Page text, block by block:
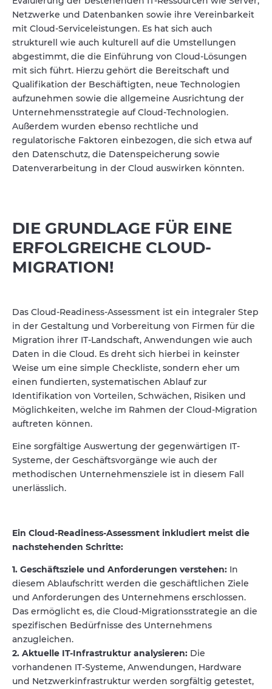
Netzwerke und Datenbanken sowie ihre Vereinbarkeit
mit Cloud-Serviceleistungen. Es hat sich auch
strukturell wie auch kulturell auf die Umstellungen
abgestimmt, die die Einführung von Cloud-Lösungen
mit sich führt. Hierzu gehört die Bereitschaft und
Qualifikation der Beschäftigten, neue Technologien
aufzunehmen sowie die allgemeine Ausrichtung der
Unternehmensstrategie auf Cloud-Technologien.
Außerdem wurden ebenso rechtliche und
regulatorische Faktoren einbezogen, die sich etwa auf
den Datenschutz, die Datenspeicherung sowie
Datenverarbeitung in der Cloud auswirken könnten.
DIE GRUNDLAGE FÜR EINE
ERFOLGREICHE CLOUD-
MIGRATION!
Das Cloud-Readiness-Assessment ist ein integraler Step
in der Gestaltung und Vorbereitung von Firmen für die
Migration ihrer IT-Landschaft, Anwendungen wie auch
Daten in die Cloud. Es dreht sich hierbei in keinster
Weise um eine simple Checkliste, sondern eher um
einen fundierten, systematischen Ablauf zur
Identifikation von Vorteilen, Schwächen, Risiken und
Möglichkeiten, welche im Rahmen der Cloud-Migration
auftreten können.
Eine sorgfältige Auswertung der gegenwärtigen IT-
Systeme, der Geschäftsvorgänge wie auch der
methodischen Unternehmensziele ist in diesem Fall
unerlässlich.
Ein Cloud-Readiness-Assessment inkludiert meist die
nachstehenden Schritte:
1. Geschäftsziele und Anforderungen verstehen: In
diesem Ablaufschritt werden die geschäftlichen Ziele
und Anforderungen des Unternehmens erschlossen.
Das ermöglicht es, die Cloud-Migrationsstrategie an die
spezifischen Bedürfnisse des Unternehmens
anzugleichen.
2. Aktuelle IT-Infrastruktur analysieren: Die
vorhandenen IT-Systeme, Anwendungen, Hardware
und Netzwerkinfrastruktur werden sorgfältig getestet,